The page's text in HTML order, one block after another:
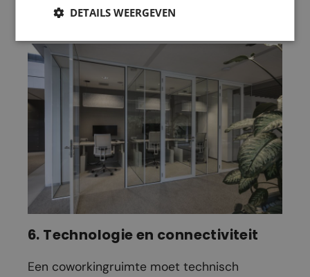
6. Technologie en connectiviteit
Een coworkingruimte moet technisch
DETAILS WEERGEVEN